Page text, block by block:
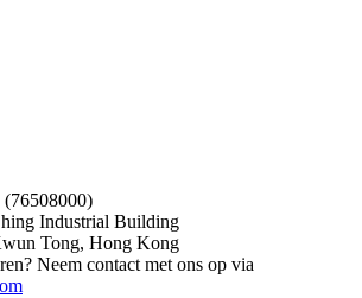
Industrial Building
Tong, Hong Kong
Neem contact met ons op via